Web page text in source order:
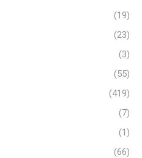
(19)
(23)
(3)
(55)
(419)
(7)
(1)
(66)